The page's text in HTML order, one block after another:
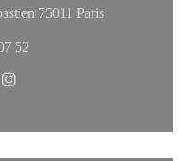
75011 Paris((ouvre une
52
((ouvre une nouvelle